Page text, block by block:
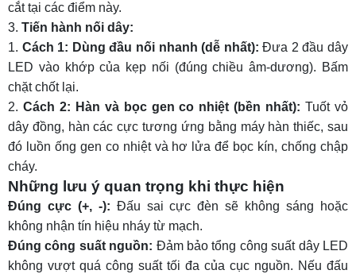
cắt tại các điểm này.
Tiến hành nối dây:
Cách 1: Dùng đầu nối nhanh (dễ nhất): Đưa 2 đầu dây
LED vào khớp của kẹp nối (đúng chiều âm-dương). Bấm
chặt chốt lại.
Cách 2: Hàn và bọc gen co nhiệt (bền nhất): Tuốt vỏ
dây đồng, hàn các cực tương ứng bằng máy hàn thiếc, sau
đó luồn ống gen co nhiệt và hơ lửa để bọc kín, chống chập
cháy.
Những lưu ý quan trọng khi thực hiện
Đúng cực (+, -): Đấu sai cực đèn sẽ không sáng hoặc
không nhận tín hiệu nháy từ mạch.
Đúng công suất nguồn: Đảm bảo tổng công suất dây LED
không vượt quá công suất tối đa của cục nguồn. Nếu đấu